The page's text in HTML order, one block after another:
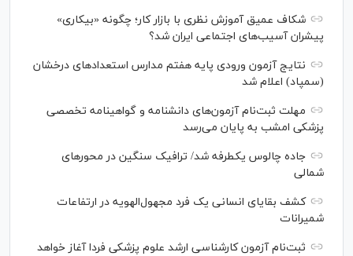
شکاف عمیق آموزش نظری با بازار کار؛ چگونه «بیکاری»
پیشران آسیب‌های اجتماعی ایران شد؟
نتایج آزمون ورودی پایه هفتم مدارس استعدادهای درخشان
(سمپاد) اعلام شد
مهلت ثبت‌نام آزمون‌های دانشنامه و گواهینامه تخصصی
پزشکی امشب به پایان می‌رسد
جاده چالوس یکطرفه شد/ ترافیک سنگین در محورهای
شمالی
کشف بقایای انسانی یک فرد مجهول‌الهویه در ارتفاعات
شمیرانات
ثبت‌نام آزمون کارشناسی ارشد علوم پزشکی فردا آغاز خواهد